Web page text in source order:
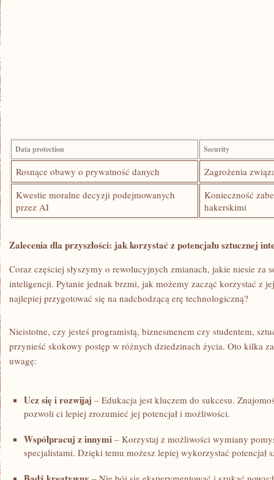
Data⁣ protection Security
Rosnące ‌obawy o ⁢prywatność danych
Zagrożenia⁣
Kwestie moralne decyzji ⁢podejmowanych
⁤przez AI
Konieczność
hakerskimi
Zalecenia⁤ dla przyszłości: jak korzystać z potencjału sztucznej
Coraz częściej słyszymy o ​rewolucyjnych ​zmianach, jakie niesie za‍
inteligencji. Pytanie​ jednak brzmi, jak możemy ⁢zacząć korzystać z
najlepiej przygotować się na nadchodzącą‍ erę technologiczną?
Nieistotne, czy​ jesteś programistą, biznesmenem czy studentem,
przynieść skokowy ‍postęp ‍w różnych dziedzinach życia. Oto kilka
uwagę:
Ucz się i rozwijaj – Edukacja jest kluczem do ‌sukcesu.
pozwoli ci lepiej zrozumieć jej potencjał i⁢ możliwości.
Współpracuj z​ innymi – Korzystaj​ z możliwości wymiany
specjalistami. Dzięki temu możesz ‌lepiej⁤ wykorzystać potencjał